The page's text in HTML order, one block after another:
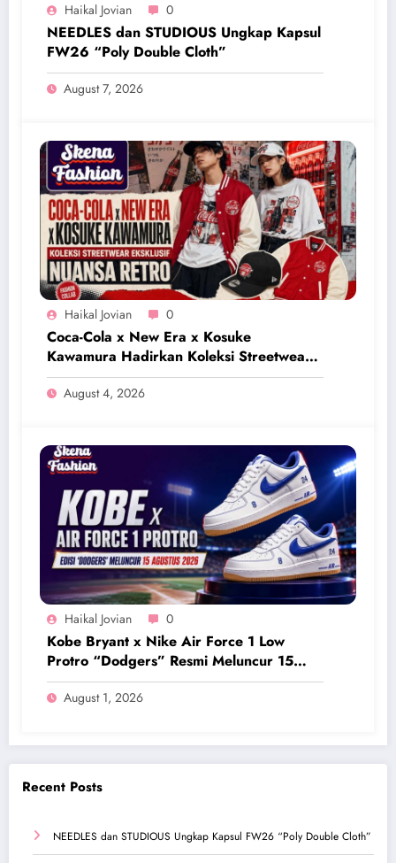
Haikal Jovian 0
NEEDLES dan STUDIOUS Ungkap Kapsul
FW26 “Poly Double Cloth”
August 7, 2026
Haikal Jovian 0
Coca-Cola x New Era x Kosuke
Kawamura Hadirkan Koleksi Streetwear
Eksklusif Bernuansa Retro
August 4, 2026
Haikal Jovian 0
Kobe Bryant x Nike Air Force 1 Low
Protro “Dodgers” Resmi Meluncur 15
Agustus 2026
August 1, 2026
Recent Posts
NEEDLES dan STUDIOUS Ungkap Kapsul FW26 “Poly Double Cloth”